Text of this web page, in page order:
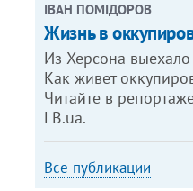
ІВАН ПОМІДОРОВ
Жизнь в
Из Херсона
Как живет
Читайте в
LB.ua.
Все публикации